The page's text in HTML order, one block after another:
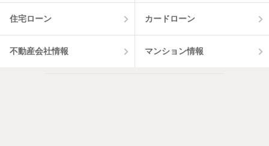
住宅ローン カードローン
不動産会社情報 マンション情報